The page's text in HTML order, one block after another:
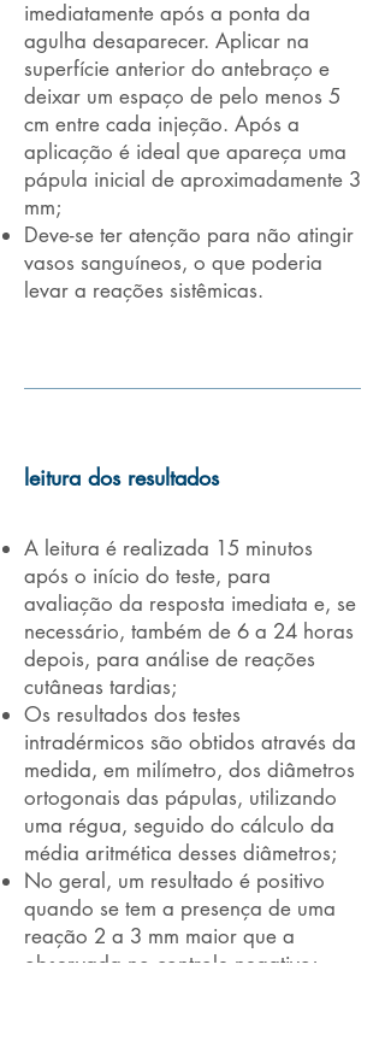
imediatamente após a ponta da
agulha desaparecer. Aplicar na
superfície anterior do antebraço e
deixar um espaço de pelo menos 5
cm entre cada injeção. Após a
aplicação é ideal que apareça uma
pápula inicial de aproximadamente 3
mm;
Deve-se ter atenção para não atingir
vasos sanguíneos, o que poderia
levar a reações sistêmicas.
leitura dos resultados
A leitura é realizada 15 minutos
após o início do teste, para
avaliação da resposta imediata e, se
necessário, também de 6 a 24 horas
depois, para análise de reações
cutâneas tardias;
Os resultados dos testes
intradérmicos são obtidos através da
medida, em milímetro, dos diâmetros
ortogonais das pápulas, utilizando
uma régua, seguido do cálculo da
média aritmética desses diâmetros;
No geral, um resultado é positivo
quando se tem a presença de uma
reação 2 a 3 mm maior que a
observada no controle negativo;